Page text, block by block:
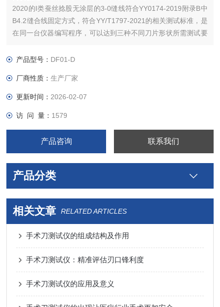
2020的I类蚕丝捻股无涂层的3-0缝线符合YY0174-2019附录B中
B4.2缝合线固定方式，符合YY/T1797-2021的相关测试标准，是
在同一台仪器编写程序，可以达到三种不同刀片形状所需测试要
产品型号： DF01-D
厂商性质：生产厂家
更新时间： 2026-02-07
访 问 量： 1579
产品咨询 联系我们
产品分类
相关文章 RELATED ARTICLES
手术刀测试仪的组成结构及作用
手术刀测试仪：精准评估刃口锋利度
手术刀测试仪的应用及意义